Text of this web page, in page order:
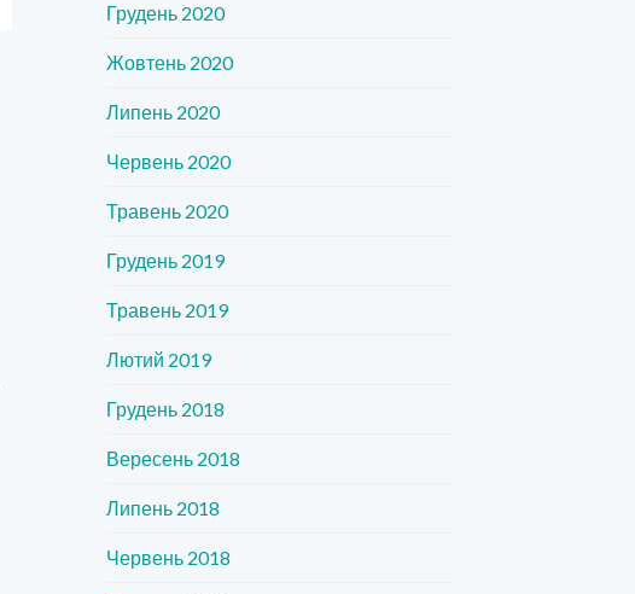
Грудень 2020
Жовтень 2020
Липень 2020
Червень 2020
Травень 2020
Грудень 2019
Травень 2019
Лютий 2019
Грудень 2018
Вересень 2018
Липень 2018
Червень 2018